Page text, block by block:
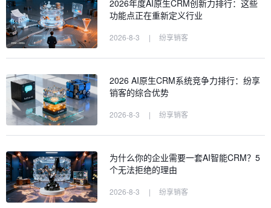
2026年度AI原生CRM创新力排行：这些
功能点正在重新定义行业
2026-8-3 | 纷享销客
2026 AI原生CRM系统竞争力排行：纷享
销客的综合优势
2026-8-3 | 纷享销客
为什么你的企业需要一套AI智能CRM？5
个无法拒绝的理由
2026-8-3 | 纷享销客